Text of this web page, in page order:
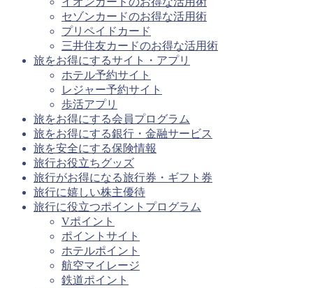
セゾンカードのお得な活用術
プリペイドカード
三井住友カードのお得な活用術
旅をお得にするサイト・アプリ
ホテル予約サイト
レジャー予約サイト
歩活アプリ
旅をお得にする会員プログラム
旅をお得にする銀行・金融サービス
旅を安全にする保険情報
旅行お役立ちグッズ
旅行がお得になる旅行券・ギフト券
旅行に嬉しい株主優待
旅行に役立つポイントプログラム
Vポイント
ポイントサイト
ホテルポイント
航空マイレージ
鉄道ポイント